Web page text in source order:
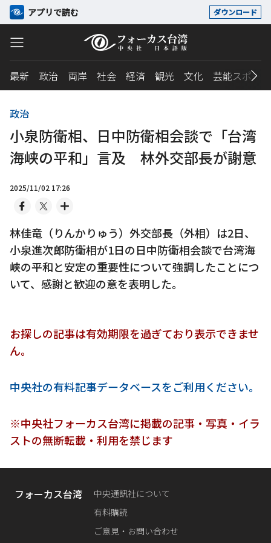
アプリで読む ダウンロード
最新 政治 両岸 社会 経済 観光 文化 芸能スポーツ
政治
小泉防衛相、日中防衛相会談で「台湾
海峡の平和」言及 林外交部長が謝意
2025/11/02 17:26
林佳竜（りんかりゅう）外交部長（外相）は2日、
小泉進次郎防衛相が1日の日中防衛相会談で台湾海
峡の平和と安定の重要性について強調したことにつ
いて、感謝と歓迎の意を表明した。
お探しの記事は有効期限を過ぎており表示できませ
ん。
中央社の有料記事データベースをご利用ください。
※中央社フォーカス台湾に掲載の記事・写真・イラ
ストの無断転載・利用を禁じます
フォーカス台湾
中央通訊社について
有料購読
ご意見・お問い合わせ